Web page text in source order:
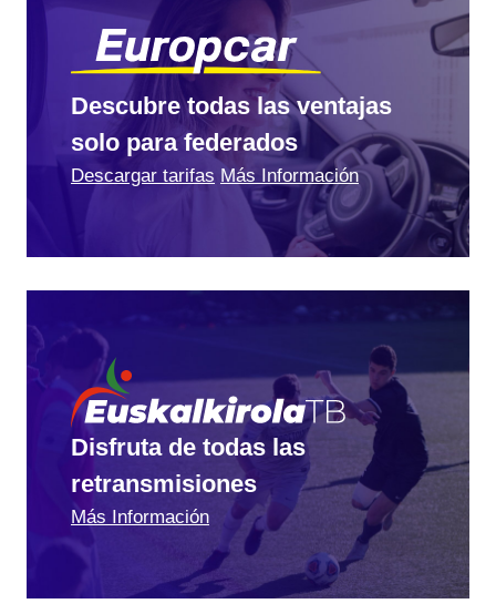
Descubre todas las ventajas
solo para federados
Descargar tarifas Más Información
Disfruta de todas las
retransmisiones
Más Información